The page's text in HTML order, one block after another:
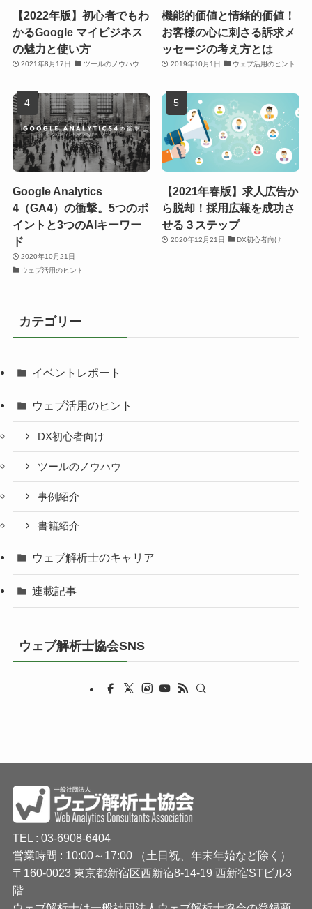
【2022年版】初心者でもわ
かるGoogle マイビジネス
の魅力と使い方
2021年8月17日 ツールのノウハウ
機能的価値と情緒的価値！
お客様の心に刺さる訴求メ
ッセージの考え方とは
2019年10月1日 ウェブ活用のヒント
Google Analytics
4（GA4）の衝撃。5つのポ
イントと3つのAIキーワー
ド
2020年10月21日
ウェブ活用のヒント
【2021年春版】求人広告か
ら脱却！採用広報を成功さ
せる３ステップ
2020年12月21日 DX初心者向け
カテゴリー
イベントレポート
ウェブ活用のヒント
DX初心者向け
ツールのノウハウ
事例紹介
書籍紹介
ウェブ解析士のキャリア
連載記事
ウェブ解析士協会SNS
TEL : 03-6908-6404
営業時間 : 10:00～17:00 （土日祝、年末年始など除く）
〒160-0023 東京都新宿区西新宿8-14-19 西新宿STビル3
階